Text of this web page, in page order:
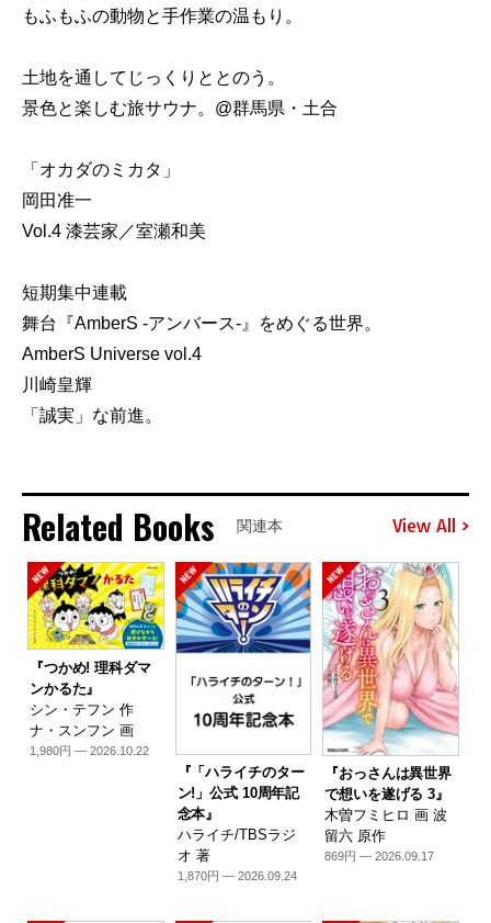
もふもふの動物と手作業の温もり。
土地を通してじっくりととのう。
景色と楽しむ旅サウナ。@群馬県・土合
「オカダのミカタ」
岡田准一
Vol.4 漆芸家／室瀬和美
短期集中連載
舞台『AmberS -アンバース-』をめぐる世界。
AmberS Universe vol.4
川崎皇輝
「誠実」な前進。
Related Books 関連本 View All
『つかめ! 理科ダマ
ンかるた』
シン・テフン 作
ナ・スンフン 画
1,980円 — 2026.10.22
『「ハライチのター
ン!」公式 10周年記
念本』
ハライチ/TBSラジ
オ 著
1,870円 — 2026.09.24
『おっさんは異世界
で想いを遂げる 3』
木曽フミヒロ 画 波
留六 原作
869円 — 2026.09.17